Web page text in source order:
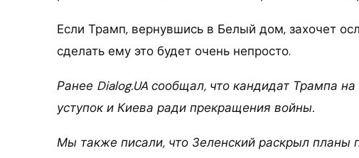
Если Трамп, вернувшись в Белый дом, захочет
сделать ему это будет очень непросто.
Ранее Dialog.UA сообщал, что кандидат Трампа
уступок и Киева ради прекращения войны.
Мы также писали, что Зеленский раскрыл планы